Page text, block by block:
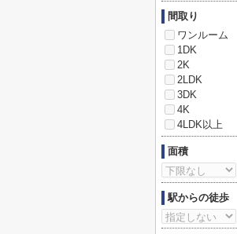
間取り
ワンルーム
1DK
2K
2LDK
3DK
4K
4LDK以上
面積
駅からの徒歩